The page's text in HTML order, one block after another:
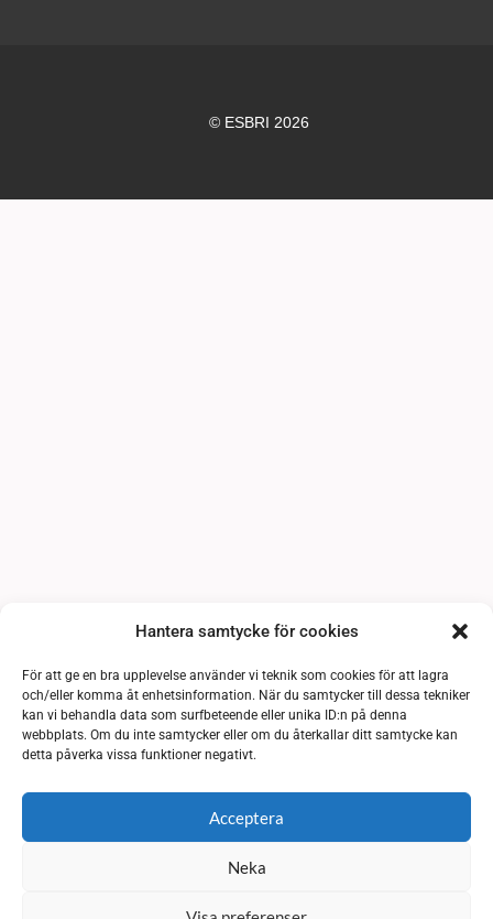
Hantera samtycke för cookies
För att ge en bra upplevelse använder vi teknik som cookies för att lagra
och/eller komma åt enhetsinformation. När du samtycker till dessa tekniker
kan vi behandla data som surfbeteende eller unika ID:n på denna
webbplats. Om du inte samtycker eller om du återkallar ditt samtycke kan
detta påverka vissa funktioner negativt.
Acceptera
Neka
© ESBRI 2026